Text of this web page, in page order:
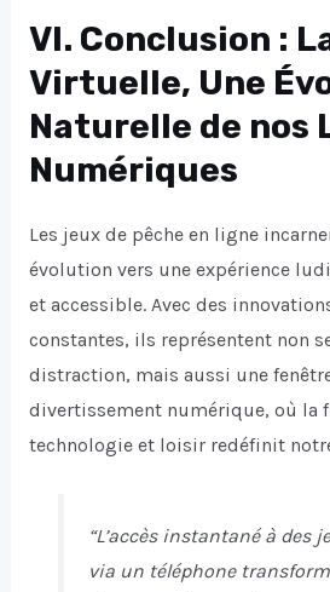
VI. Conclusion :
Virtuelle, Une
Naturelle de nos
Numériques
Les jeux de pêche en ligne
évolution vers une expérience
et accessible. Avec des
constantes, ils représentent non
distraction, mais aussi une
divertissement numérique, où la
technologie et loisir redéfinit
“L’accès instantané à des
via un téléphone